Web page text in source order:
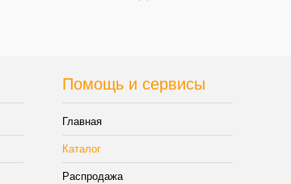
Помощь и сервисы
Главная
Каталог
Распродажа